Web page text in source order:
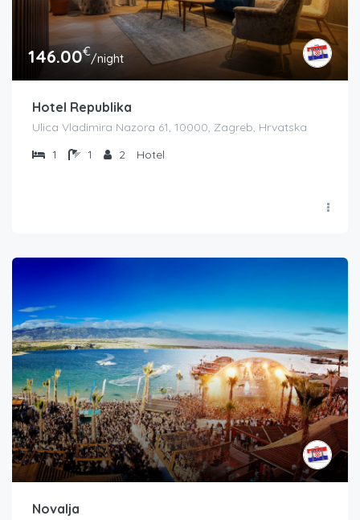
146.00€/night
Hotel Republika
Ulica Vladimira Nazora 61, 10000, Zagreb, Hrvatska
1
1 2 Hotel
Novalja